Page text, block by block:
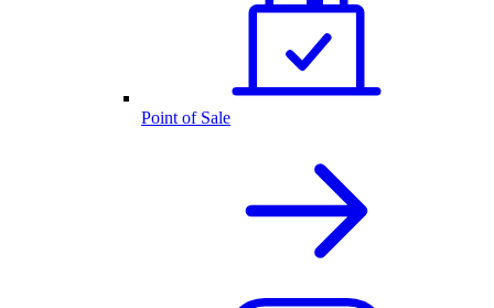
Point of Sale